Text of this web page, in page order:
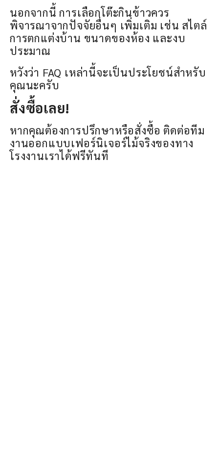
นอกจากนี้ การเลือกโต๊ะกินข้าวควร
พิจารณาจากปัจจัยอื่นๆ เพิ่มเติม เช่น สไตล์
การตกแต่งบ้าน ขนาดของห้อง และงบ
ประมาณ
หวังว่า FAQ เหล่านี้จะเป็นประโยชน์สำหรับ
คุณนะครับ
สั่งซื้อเลย!
หากคุณต้องการปรึกษาหรือสั่งซื้อ ติดต่อทีม
งานออกแบบเฟอร์นิเจอร์ไม้จริงของทาง
โรงงานเราได้ฟรีทันที